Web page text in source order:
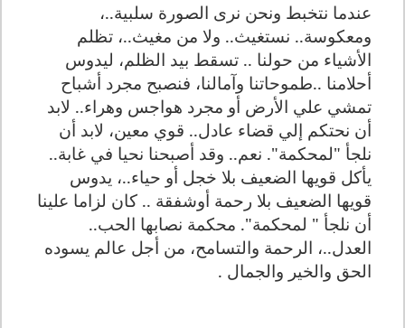
عندما نتخبط ونحن نرى الصورة سلبية..،
ومعكوسة.. نستغيث.. ولا من مغيث..، تظلم
الأشياء من حولنا .. تسقط بيد الظلم، ليدوس
أحلامنا ..طموحاتنا وآمالنا، فنصبح مجرد أشباح
تمشي علي الأرض أو مجرد هواجس وهراء.. لابد
أن نحتكم إلي قضاء عادل.. قوي معين، لابد أن
نلجأ "لمحكمة". نعم.. وقد أصبحنا نحيا في غابة..
يأكل قويها الضعيف بلا خجل أو حياء..، يدوس
قويها الضعيف بلا رحمة أوشفقة .. كان لزاما علينا
أن نلجأ " لمحكمة". محكمة نصابها الحب..
العدل..، الرحمة والتسامح، من أجل عالم يسوده
الحق والخير والجمال .